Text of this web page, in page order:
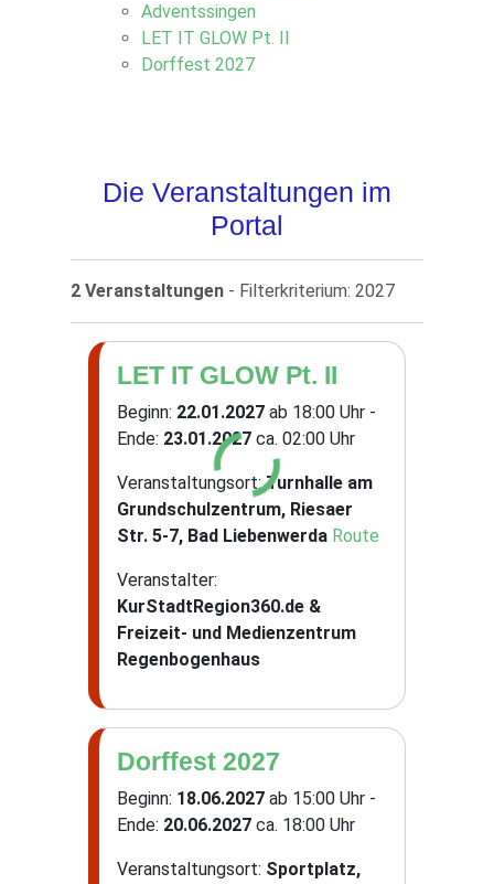
Adventssingen
LET IT GLOW Pt. II
Dorffest 2027
Die Veranstaltungen im
Portal
2 Veranstaltungen - Filterkriterium: 2027
LET IT GLOW Pt. II
Beginn: 22.01.2027 ab 18:00 Uhr -
Ende: 23.01.2027 ca. 02:00 Uhr
Veranstaltungsort:Turnhalle am
Grundschulzentrum, Riesaer
Str. 5-7, Bad Liebenwerda Route
Veranstalter:
KurStadtRegion360.de &
Freizeit- und Medienzentrum
Regenbogenhaus
Dorffest 2027
Beginn: 18.06.2027 ab 15:00 Uhr -
Ende: 20.06.2027 ca. 18:00 Uhr
Veranstaltungsort: Sportplatz,